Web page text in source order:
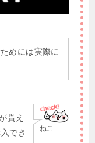
めには実際に
ねこ
が貰え
でき